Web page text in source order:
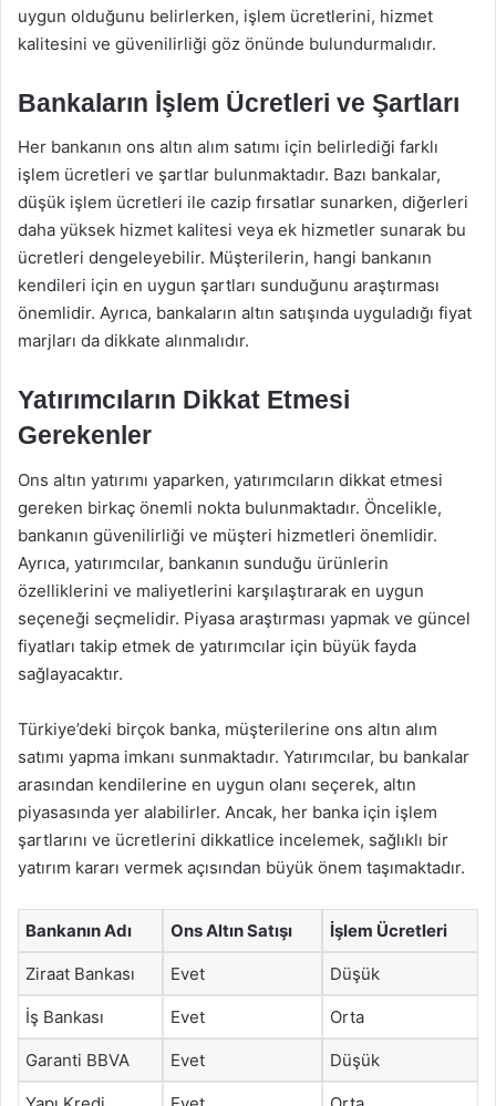
uygun olduğunu belirlerken, işlem ücretlerini, hizmet
kalitesini ve güvenilirliği göz önünde bulundurmalıdır.
Bankaların İşlem Ücretleri ve Şartları
Her bankanın ons altın alım satımı için belirlediği farklı
işlem ücretleri ve şartlar bulunmaktadır. Bazı bankalar,
düşük işlem ücretleri ile cazip fırsatlar sunarken, diğerleri
daha yüksek hizmet kalitesi veya ek hizmetler sunarak bu
ücretleri dengeleyebilir. Müşterilerin, hangi bankanın
kendileri için en uygun şartları sunduğunu araştırması
önemlidir. Ayrıca, bankaların altın satışında uyguladığı fiyat
marjları da dikkate alınmalıdır.
Yatırımcıların Dikkat Etmesi
Gerekenler
Ons altın yatırımı yaparken, yatırımcıların dikkat etmesi
gereken birkaç önemli nokta bulunmaktadır. Öncelikle,
bankanın güvenilirliği ve müşteri hizmetleri önemlidir.
Ayrıca, yatırımcılar, bankanın sunduğu ürünlerin
özelliklerini ve maliyetlerini karşılaştırarak en uygun
seçeneği seçmelidir. Piyasa araştırması yapmak ve güncel
fiyatları takip etmek de yatırımcılar için büyük fayda
sağlayacaktır.
Türkiye’deki birçok banka, müşterilerine ons altın alım
satımı yapma imkanı sunmaktadır. Yatırımcılar, bu bankalar
arasından kendilerine en uygun olanı seçerek, altın
piyasasında yer alabilirler. Ancak, her banka için işlem
şartlarını ve ücretlerini dikkatlice incelemek, sağlıklı bir
yatırım kararı vermek açısından büyük önem taşımaktadır.
Bankanın Adı Ons Altın Satışı İşlem Ücretleri
Ziraat Bankası Evet Düşük
İş Bankası Evet Orta
Garanti BBVA Evet Düşük